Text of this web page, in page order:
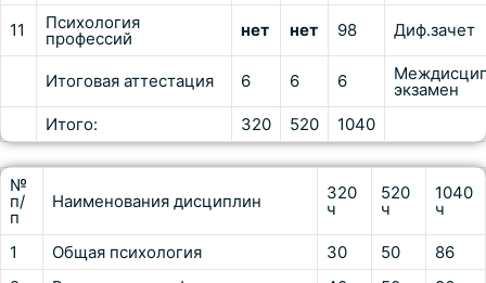
11 Психология
профессий нет нет 98 Диф.зачет
Итоговая аттестация 6 6 6
экзамен
Итого:
320 520 1040
№
п/
п
Наименования дисциплин 320
ч
520
ч
1040
ч
1 Общая психология 30 50
86